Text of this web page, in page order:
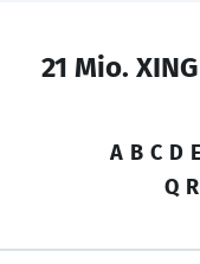
21 Mio.
A B C D E
Q R